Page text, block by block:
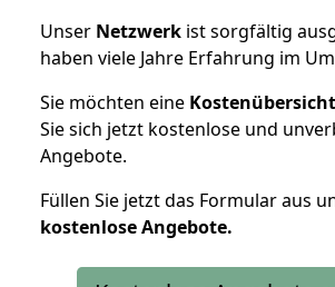
Unser Netzwerk ist sorgfältig
haben viele Jahre Erfahrung im
Sie möchten eine
Sie sich jetzt kostenlose und
Angebote.
Füllen Sie jetzt das Formular aus
kostenloseAngebote.